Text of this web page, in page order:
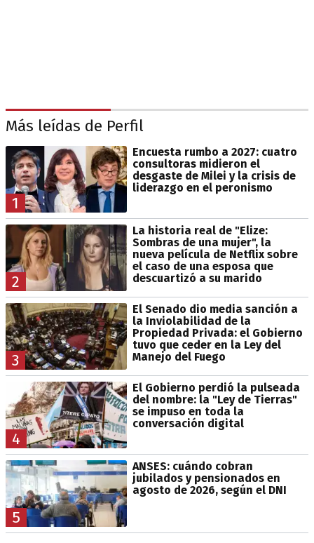
Más leídas de Perfil
1
Encuesta rumbo a 2027: cuatro
consultoras midieron el
desgaste de Milei y la crisis de
liderazgo en el peronismo
2
La historia real de "Elize:
Sombras de una mujer", la
nueva película de Netflix sobre
el caso de una esposa que
descuartizó a su marido
3
El Senado dio media sanción a
la Inviolabilidad de la
Propiedad Privada: el Gobierno
tuvo que ceder en la Ley del
Manejo del Fuego
4
El Gobierno perdió la pulseada
del nombre: la "Ley de Tierras"
se impuso en toda la
conversación digital
5
ANSES: cuándo cobran
jubilados y pensionados en
agosto de 2026, según el DNI